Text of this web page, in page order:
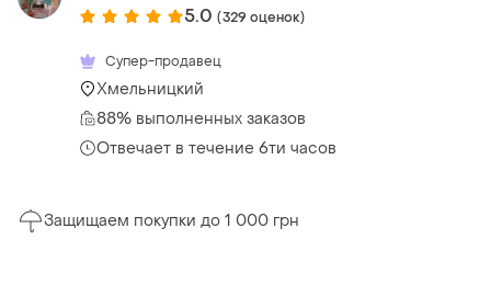
5.0 (329 оценок)
Супер-продавец
Хмельницкий
88% выполненных заказов
Отвечает в течение 6ти часов
Защищаем покупки до 1 000 грн